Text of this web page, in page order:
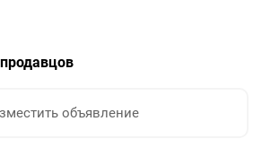
объявление